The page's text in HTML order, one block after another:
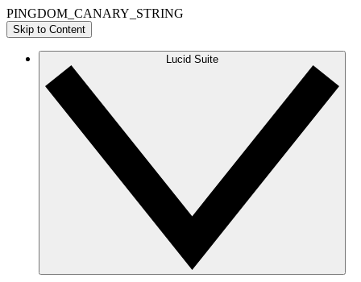
PINGDOM_CANARY_STRING
Skip to Content
Lucid Suite